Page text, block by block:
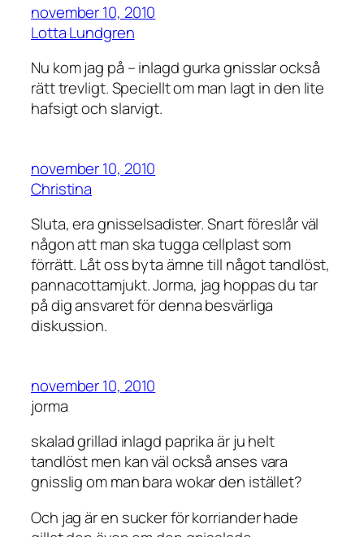
november 10, 2010
Lotta Lundgren
Nu kom jag på – inlagd gurka gnisslar också
rätt trevligt. Speciellt om man lagt in den lite
hafsigt och slarvigt.
november 10, 2010
Christina
Sluta, era gnisselsadister. Snart föreslår väl
någon att man ska tugga cellplast som
förrätt. Låt oss byta ämne till något tandlöst,
pannacottamjukt. Jorma, jag hoppas du tar
på dig ansvaret för denna besvärliga
diskussion.
november 10, 2010
jorma
skalad grillad inlagd paprika är ju helt
tandlöst men kan väl också anses vara
gnisslig om man bara wokar den istället?
Och jag är en sucker för korriander hade